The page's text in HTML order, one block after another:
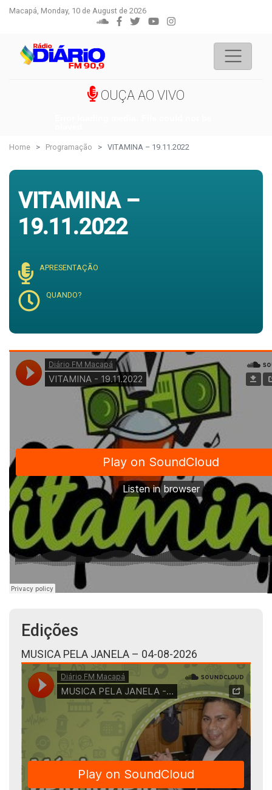
Macapá, Monday, 10 de August de 2026
OUÇA AO VIVO
Home Programação VITAMINA – 19.11.2022
VITAMINA –
19.11.2022
APRESENTAÇÃO
QUANDO?
Edições
MUSICA PELA JANELA – 04-08-2026